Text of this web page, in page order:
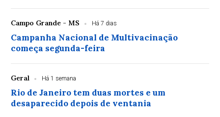
Campo Grande - MS Há 7 dias
Campanha Nacional de Multivacinação
começa segunda-feira
Geral Há 1 semana
Rio de Janeiro tem duas mortes e um
desaparecido depois de ventania